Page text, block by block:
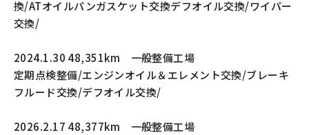
換/ATオイルパンガスケット交換デフオイル交換/ワイパー
交換/
2024.1.30 48,351km 一般整備工場
定期点検整備/エンジンオイル＆エレメント交換/ブレーキ
フルード交換/デフオイル交換/
2026.2.17 48,377km 一般整備工場